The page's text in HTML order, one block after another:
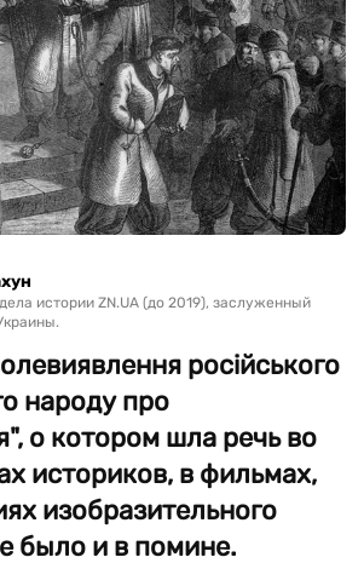
истории ZN.UA (до 2019), заслуженный
російського
народу про
о котором шла речь во
историков, в фильмах,
изобразительного
было и в помине.